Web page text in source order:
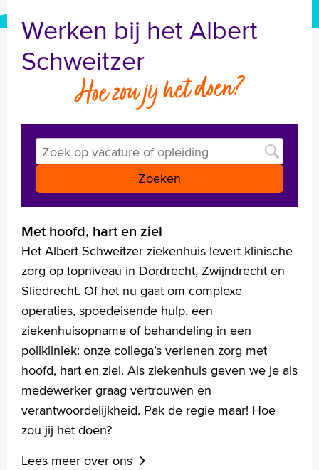
Werken bij het Albert
Schweitzer
Zoek op vacature of
Met hoofd, hart en ziel
Het Albert Schweitzer ziekenhuis levert klinische
zorg op topniveau in Dordrecht, Zwijndrecht en
Sliedrecht. Of het nu gaat om complexe
operaties, spoedeisende hulp, een
ziekenhuisopname of behandeling in een
polikliniek: onze collega’s verlenen zorg met
hoofd, hart en ziel. Als ziekenhuis geven we je als
medewerker graag vertrouwen en
verantwoordelijkheid. Pak de regie maar! Hoe
zou jij het doen?
Lees meer over ons